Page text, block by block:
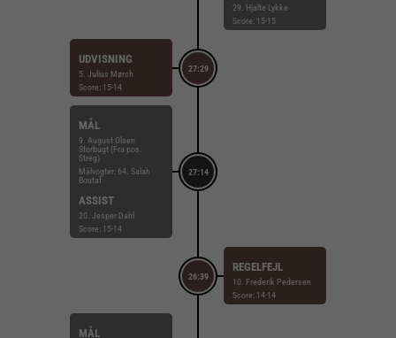
29. Hjalte Lykke
Score: 15-15
27:29
UDVISNING
5. Julius Mørch
Score: 15-14
27:14
MÅL
9. August Olsen
Storbugt (Fra pos.
Streg)
Målvogter: 64. Salah
Boutaf
ASSIST
20. Jesper Dahl
Score: 15-14
26:39
REGELFEJL
10. Frederik Pedersen
Score: 14-14
MÅL